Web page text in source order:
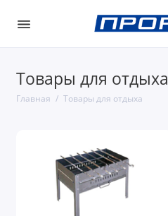
Товары для отдыха
Главная Товары для отдыха